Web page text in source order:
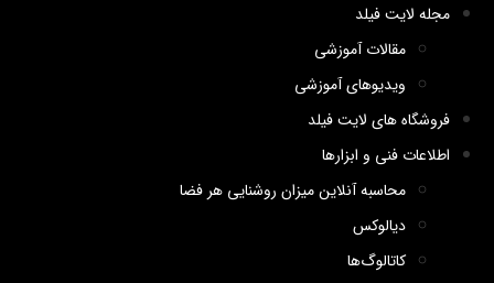
مجله لایت فیلد
مقالات آموزشی
ویدیوهای آموزشی
فروشگاه های لایت فیلد
اطلاعات فنی و ابزارها
محاسبه آنلاین میزان روشنایی هر فضا
دیالوکس
کاتالوگ‌ها